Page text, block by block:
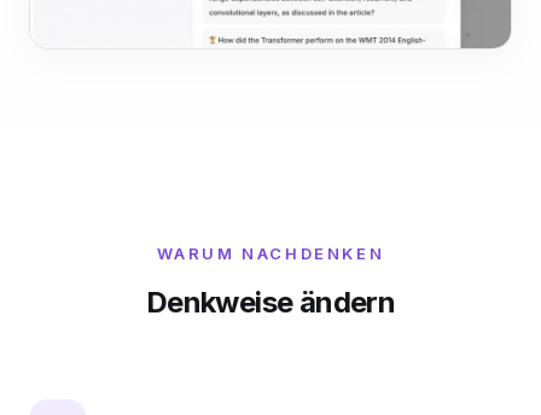
WARUM NACHDENKEN
Denkweise ändern